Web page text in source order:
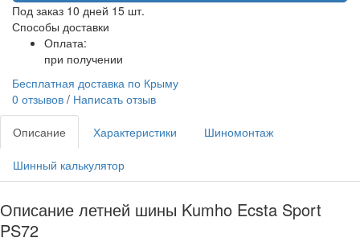
Под заказ 10 дней 15 шт.
Способы доставки
Оплата:
при получении
Бесплатная доставка по Крыму
0 отзывов / Написать отзыв
Описание Характеристики Шиномонтаж
Шинный калькулятор
Описание летней шины Kumho Ecsta Sport
PS72